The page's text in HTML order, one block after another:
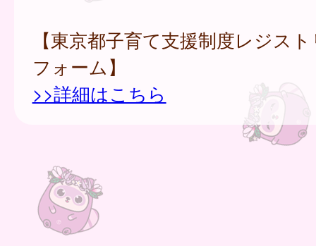
【東京都子育て支援制度レジス
フォーム】
>>詳細はこちら